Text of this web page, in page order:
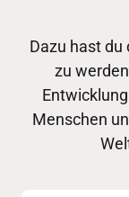
Dazu hast du
zu
Menschen